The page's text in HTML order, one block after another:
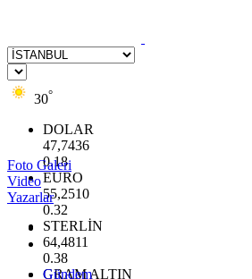
30°
DOLAR
47,7436
0.18
EURO
55,2510
0.32
STERLİN
64,4811
0.38
GRAM ALTIN
Foto Galeri
Video
Yazarlar
Gündem